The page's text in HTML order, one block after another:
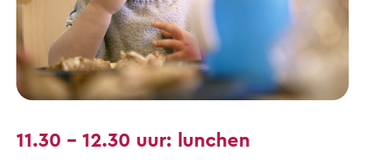
11.30 – 12.30 uur: lunchen